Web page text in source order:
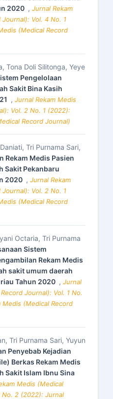
2020 , Jurnal Rekam
Vol. 4 No. 1
(Medical Record
Tona Doli Silitonga, Yeye
Pengelolaan
Sakit Bina Kasih
, Jurnal Rekam Medis
Vol. 2 No. 1 (2022):
Record Journal)
Tri Purnama Sari,
Rekam Medis Pasien
Sakit Pekanbaru
2020 , Jurnal Rekam
Vol. 2 No. 1
(Medical Record
Octaria, Tri Purnama
Sistem
Rekam Medis
sakit umum daerah
Tahun 2020 , Jurnal
Journal): Vol. 1 No.
Medis (Medical Record
Tri Purnama Sari, Yuyun
Penyebab Kejadian
Berkas Rekam Medis
Sakit Islam Ibnu Sina
Medis (Medical
No. 2 (2022): Jurnal